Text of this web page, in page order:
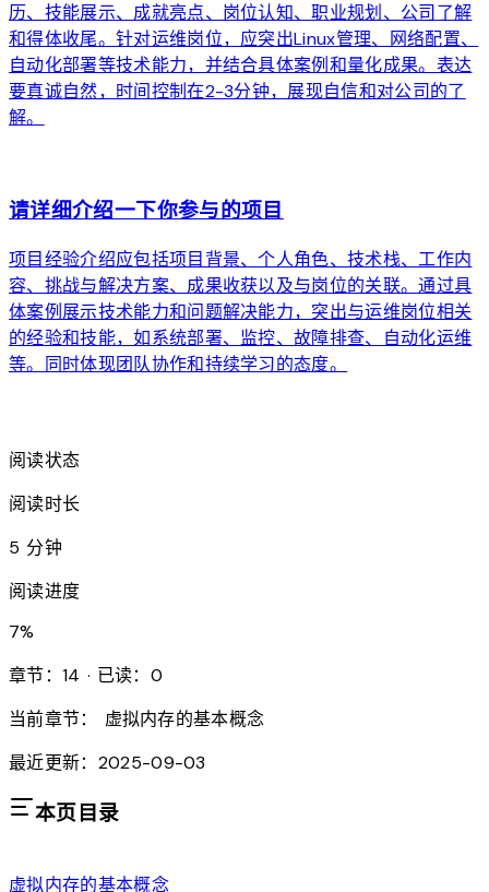
历、技能展示、成就亮点、岗位认知、职业规划、公司了解
和得体收尾。针对运维岗位，应突出Linux管理、网络配置、
自动化部署等技术能力，并结合具体案例和量化成果。表达
要真诚自然，时间控制在2-3分钟，展现自信和对公司的了
解。
请详细介绍一下你参与的项目
项目经验介绍应包括项目背景、个人角色、技术栈、工作内
容、挑战与解决方案、成果收获以及与岗位的关联。通过具
体案例展示技术能力和问题解决能力，突出与运维岗位相关
的经验和技能，如系统部署、监控、故障排查、自动化运维
等。同时体现团队协作和持续学习的态度。
阅读状态
阅读时长
5 分钟
阅读进度
7%
章节：14 · 已读：0
当前章节：
虚拟内存的基本概念
最近更新：2025-09-03
本页目录
虚拟内存的基本概念